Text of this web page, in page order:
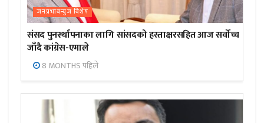
जनप्रभाबन्युज विशेष
संसद पुनर्स्थापनाका लागि सांसदको हस्ताक्षरसहित आज सर्वोच्च
जाँदै कांग्रेस-एमाले
8 MONTHS पहिले